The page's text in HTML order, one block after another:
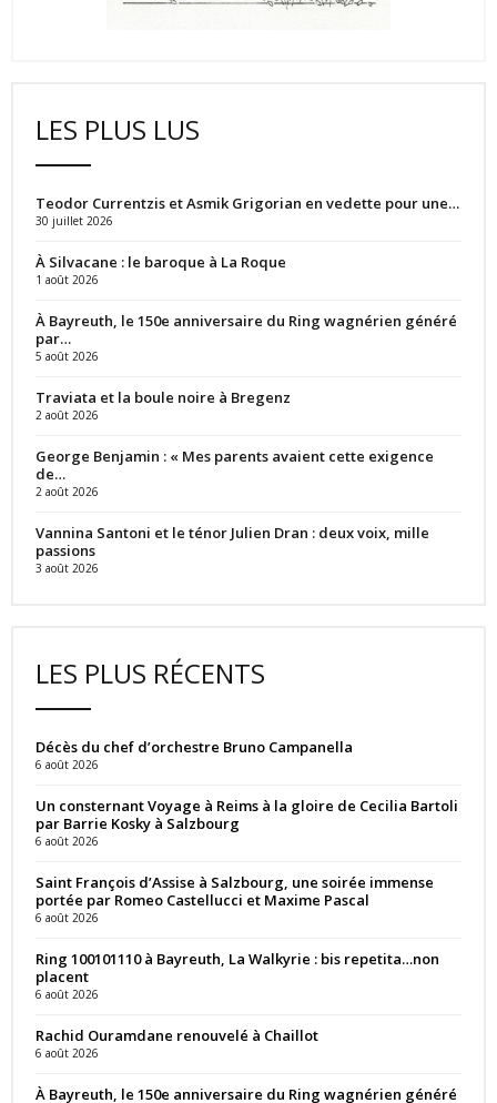
LES PLUS LUS
Teodor Currentzis et Asmik Grigorian en vedette pour une…
30 juillet 2026
À Silvacane : le baroque à La Roque
1 août 2026
À Bayreuth, le 150e anniversaire du Ring wagnérien généré
par…
5 août 2026
Traviata et la boule noire à Bregenz
2 août 2026
George Benjamin : « Mes parents avaient cette exigence
de…
2 août 2026
Vannina Santoni et le ténor Julien Dran : deux voix, mille
passions
3 août 2026
LES PLUS RÉCENTS
Décès du chef d’orchestre Bruno Campanella
6 août 2026
Un consternant Voyage à Reims à la gloire de Cecilia Bartoli
par Barrie Kosky à Salzbourg
6 août 2026
Saint François d’Assise à Salzbourg, une soirée immense
portée par Romeo Castellucci et Maxime Pascal
6 août 2026
Ring 100101110 à Bayreuth, La Walkyrie : bis repetita…non
placent
6 août 2026
Rachid Ouramdane renouvelé à Chaillot
6 août 2026
À Bayreuth, le 150e anniversaire du Ring wagnérien généré